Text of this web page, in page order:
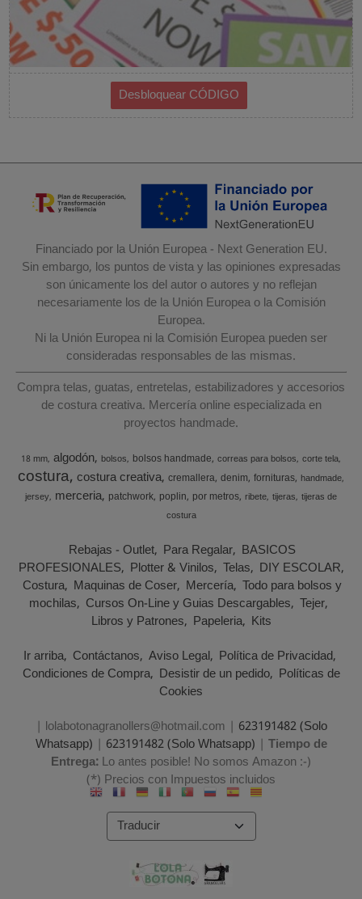
Financiado por la Unión Europea - Next Generation EU.
Sin embargo, los puntos de vista y las opiniones expresadas
son únicamente los del autor o autores y no reflejan
necesariamente los de la Unión Europea o la Comisión
Europea.
Ni la Unión Europea ni la Comisión Europea pueden ser
consideradas responsables de las mismas.
Compra telas, guatas, entretelas, estabilizadores y accesorios
de costura creativa. Mercería online especializada en
proyectos handmade.
18 mm algodón bolsos bolsos handmade correas para bolsos corte tela
costura costura creativa cremallera denim fornituras handmade
jersey merceria patchwork poplin por metros ribete tijeras tijeras de
costura
Rebajas - Outlet Para Regalar BASICOS
PROFESIONALES Plotter & Vinilos Telas DIY ESCOLAR
Costura Maquinas de Coser Mercería Todo para bolsos y
mochilas Cursos On-Line y Guias Descargables Tejer
Libros y Patrones Papeleria Kits
Ir arriba Contáctanos Aviso Legal Política de Privacidad
Condiciones de Compra Desistir de un pedido Políticas de
Cookies
| lolabotonagranollers@hotmail.com | 623191482 (Solo
Whatsapp) | 623191482 (Solo Whatsapp) | Tiempo de
Entrega:Lo antes posible! No somos Amazon :-)
(*) Precios con Impuestos incluidos